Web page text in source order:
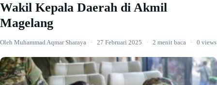
Wakil Kepala Daerah di Akmil
Magelang
Oleh Muhammad Aqmar Sharaya · 27 Februari 2025 · 2 menit baca · 0 views